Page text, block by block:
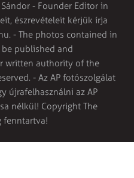
- Founder Editor in
észrevételeit kérjük írja
. - The photos contained in
published and
written authority of the
- Az AP fotószolgálat
újrafelhasználni az AP
nélkül! Copyright The
fenntartva!